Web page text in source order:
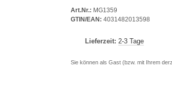
Art.Nr.: MG1359
GTIN/EAN: 4031482013598
Lieferzeit: 2-3 Tage
Sie können als Gast (bzw. mit Ihrem